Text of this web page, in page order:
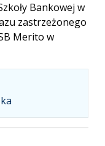
Bankowej w
zastrzeżonego
Merito w